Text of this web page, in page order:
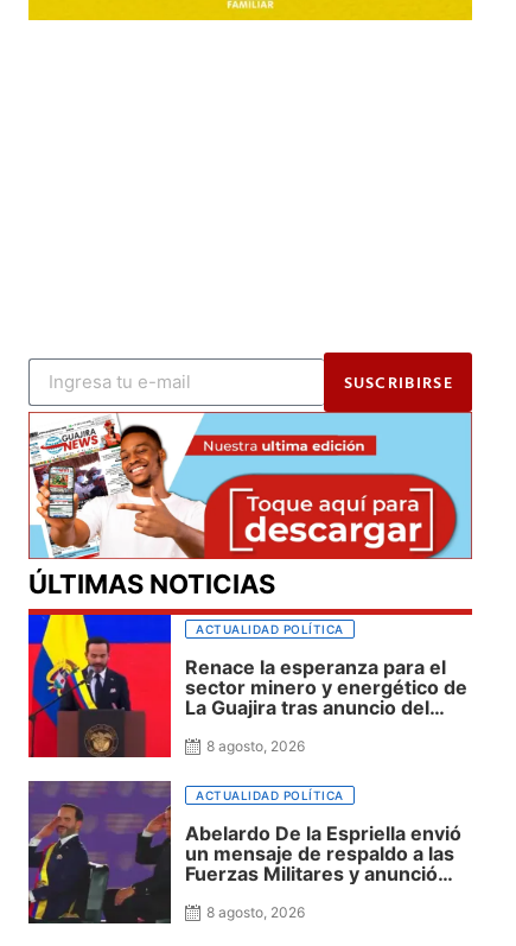
SUSCRIBIRSE
ÚLTIMAS NOTICIAS
ACTUALIDAD POLÍTICA
Renace la esperanza para el
sector minero y energético de
La Guajira tras anuncio del
Espriella sobre exploración y
8 agosto, 2026
ACTUALIDAD POLÍTICA
Abelardo De la Espriella envió
un mensaje de respaldo a las
Fuerzas Militares y anunció
prioridad de su Gobierno
8 agosto, 2026